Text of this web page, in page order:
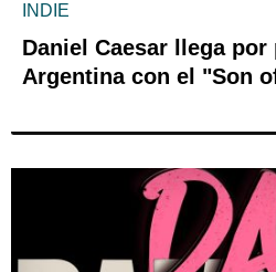
INDIE
Daniel Caesar llega por
Argentina con el "Son